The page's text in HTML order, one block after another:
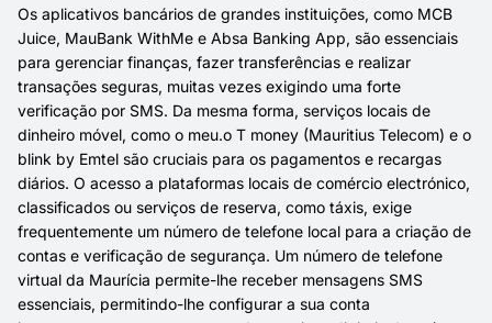
Os aplicativos bancários de grandes instituições, como MCB
Juice, MauBank WithMe e Absa Banking App, são essenciais
para gerenciar finanças, fazer transferências e realizar
transações seguras, muitas vezes exigindo uma forte
verificação por SMS. Da mesma forma, serviços locais de
dinheiro móvel, como o meu.o T money (Mauritius Telecom) e o
blink by Emtel são cruciais para os pagamentos e recargas
diários. O acesso a plataformas locais de comércio electrónico,
classificados ou serviços de reserva, como táxis, exige
frequentemente um número de telefone local para a criação de
contas e verificação de segurança. Um número de telefone
virtual da Maurícia permite-lhe receber mensagens SMS
essenciais, permitindo-lhe configurar a sua conta